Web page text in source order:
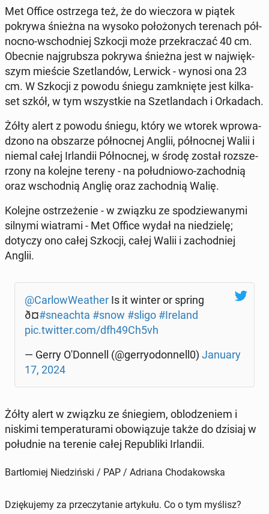
Met Office ostrze­ga też, że do wie­czo­ra w piątek
pokrywa śnieżna na wysoko po­ło­żo­nych te­re­nach pół­
noc­no-wschod­niej Szkocji może prze­kra­czać 40 cm.
Obecnie naj­grub­sza pokrywa śnieżna jest w naj­więk­
szym mieście Sze­tlan­dów, Lerwick - wynosi ona 23
cm. W Szkocji z powodu śniegu za­mknię­te jest kil­ka­
set szkół, w tym wszyst­kie na Sze­tlan­dach i Or­ka­dach.
Żółty alert z powodu śniegu, który we wtorek wpro­wa­
dzo­no na ob­sza­rze pół­noc­nej Anglii, pół­noc­nej Walii i
niemal całej Ir­lan­dii Pół­noc­nej, w środę został roz­sze­
rzo­ny na kolejne tereny - na po­łu­dnio­wo-za­chod­nią
oraz wschod­nią Anglię oraz za­chod­nią Walię.
Kolejne ostrze­że­nie - w związku ze spo­dzie­wa­ny­mi
silnymi wia­tra­mi - Met Office wydał na nie­dzie­lę;
dotyczy ono całej Szkocji, całej Walii i za­chod­niej
Anglii.
@Car­low­We­ather Is it winter or spring
ð¤#sne­ach­ta #snow #sligo #Ireland
pic.twitter.com/dfh49Ch5vh
— Gerry O'Don­nell (@ger­ry­odon­nell0) January
17, 2024
Żółty alert w związku ze śnie­giem, ob­lo­dze­niem i
niskimi tem­pe­ra­tu­ra­mi obo­wią­zu­je także do dzisiaj w
po­łu­dnie na terenie całej Re­pu­bli­ki Ir­lan­dii.
Bartłomiej Niedziński / PAP / Adriana Chodakowska
Dziękujemy za przeczytanie artykułu. Co o tym myślisz?